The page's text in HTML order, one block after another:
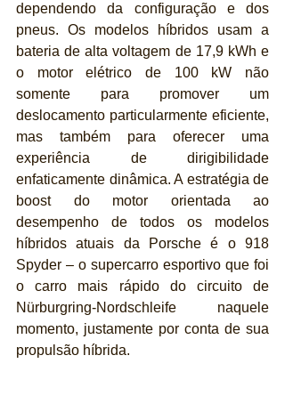
dependendo da configuração e dos
pneus. Os modelos híbridos usam a
bateria de alta voltagem de 17,9 kWh e
o motor elétrico de 100 kW não
somente para promover um
deslocamento particularmente eficiente,
mas também para oferecer uma
experiência de dirigibilidade
enfaticamente dinâmica. A estratégia de
boost do motor orientada ao
desempenho de todos os modelos
híbridos atuais da Porsche é o 918
Spyder – o supercarro esportivo que foi
o carro mais rápido do circuito de
Nürburgring-Nordschleife naquele
momento, justamente por conta de sua
propulsão híbrida.